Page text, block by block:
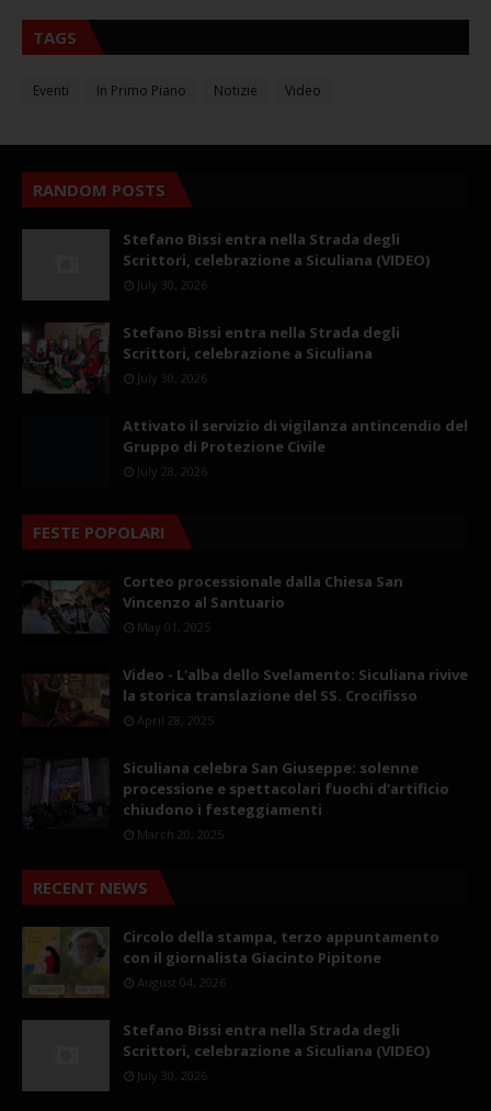
TAGS
Eventi In Primo Piano Notizie Video
RANDOM POSTS
Stefano Bissi entra nella Strada degli
Scrittori, celebrazione a Siculiana (VIDEO)
July 30, 2026
Stefano Bissi entra nella Strada degli
Scrittori, celebrazione a Siculiana
July 30, 2026
Attivato il servizio di vigilanza antincendio del
Gruppo di Protezione Civile
July 28, 2026
FESTE POPOLARI
Corteo processionale dalla Chiesa San
Vincenzo al Santuario
May 01, 2025
Video - L'alba dello Svelamento: Siculiana rivive
la storica translazione del SS. Crocifisso
April 28, 2025
Siculiana celebra San Giuseppe: solenne
processione e spettacolari fuochi d’artificio
chiudono i festeggiamenti
March 20, 2025
RECENT NEWS
Circolo della stampa, terzo appuntamento
con il giornalista Giacinto Pipitone
August 04, 2026
Stefano Bissi entra nella Strada degli
Scrittori, celebrazione a Siculiana (VIDEO)
July 30, 2026